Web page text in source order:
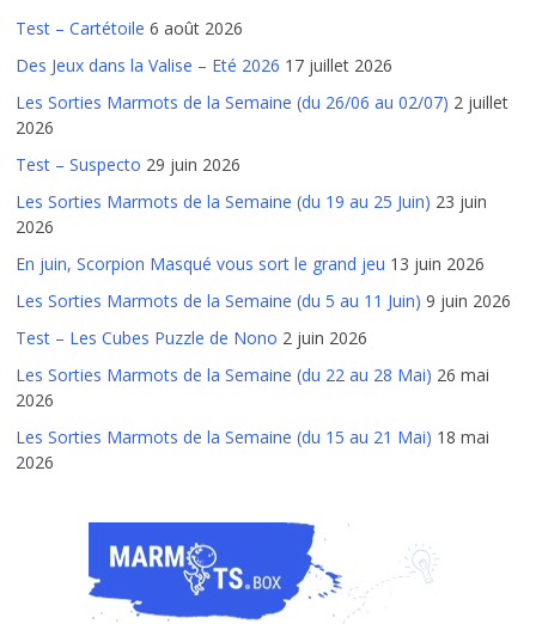
Test – Cartétoile 6 août 2026
Des Jeux dans la Valise – Eté 2026 17 juillet 2026
Les Sorties Marmots de la Semaine (du 26/06 au 02/07) 2 juillet
2026
Test – Suspecto 29 juin 2026
Les Sorties Marmots de la Semaine (du 19 au 25 Juin) 23 juin
2026
En juin, Scorpion Masqué vous sort le grand jeu 13 juin 2026
Les Sorties Marmots de la Semaine (du 5 au 11 Juin) 9 juin 2026
Test – Les Cubes Puzzle de Nono 2 juin 2026
Les Sorties Marmots de la Semaine (du 22 au 28 Mai) 26 mai
2026
Les Sorties Marmots de la Semaine (du 15 au 21 Mai) 18 mai
2026